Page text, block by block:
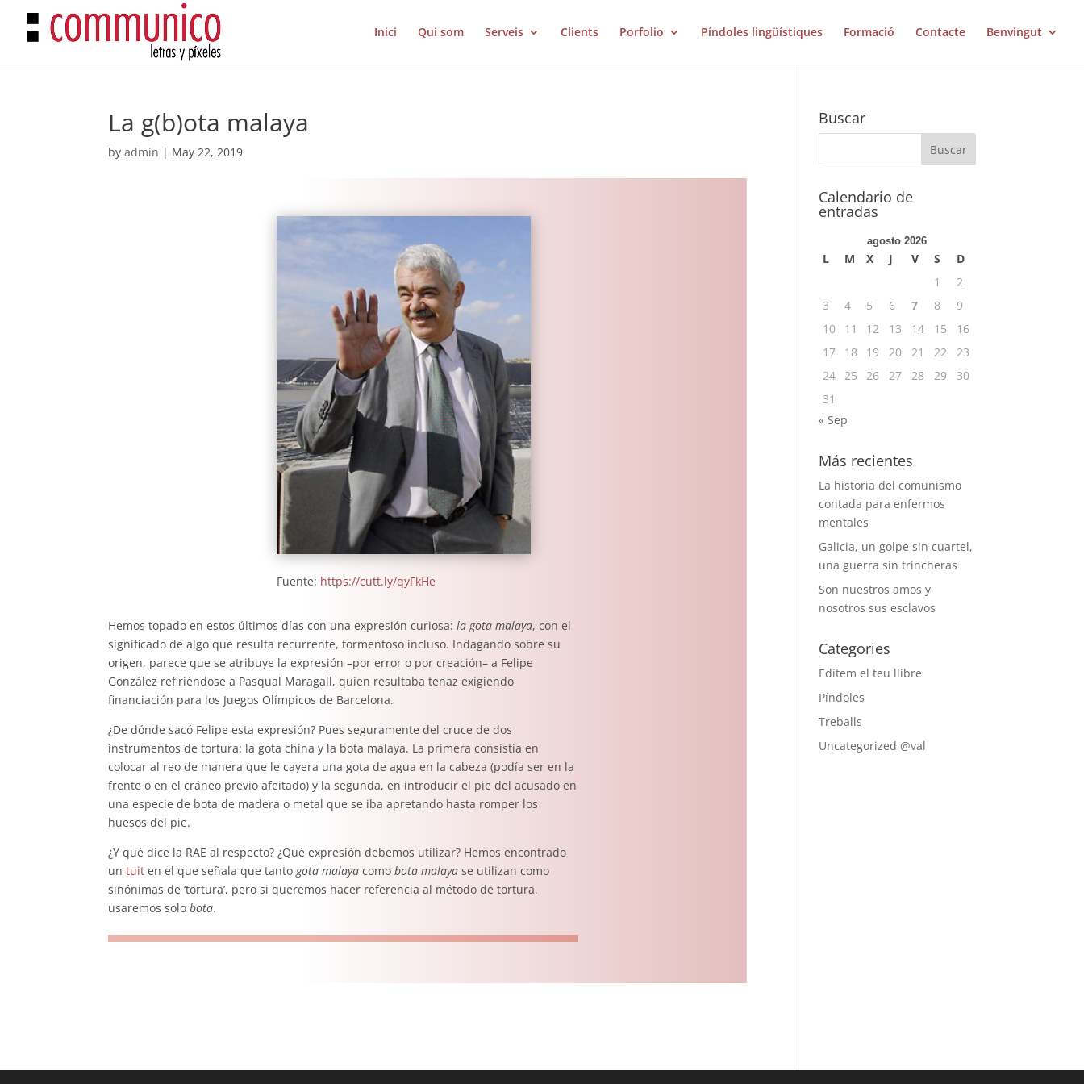
Inici Qui som Serveis Clients Porfolio Píndoles lingüístiques Formació Contacte Benvingut
La g(b)ota malaya
byadmin | May 22, 2019
Fuente: https://cutt.ly/qyFkHe
Hemos topado en estos últimos días con una expresión curiosa:la gota malaya, con el
significado de algo que resulta recurrente, tormentoso incluso. Indagando sobre su
origen, parece que se atribuye la expresión –por error o por creación– a Felipe
González refiriéndose a Pasqual Maragall, quien resultaba tenaz exigiendo
financiación para los Juegos Olímpicos de Barcelona.
¿De dónde sacó Felipe esta expresión? Pues seguramente del cruce de dos
instrumentos de tortura: la gota china y la bota malaya. La primera consistía en
colocar al reo de manera que le cayera una gota de agua en la cabeza (podía ser en la
frente o en el cráneo previo afeitado) y la segunda, en introducir el pie del acusado en
una especie de bota de madera o metal que se iba apretando hasta romper los
huesos del pie.
¿Y qué dice la RAE al respecto? ¿Qué expresión debemos utilizar? Hemos encontrado
untuit en el que señala que tantogota malaya comobota malaya se utilizan como
sinónimas de ‘tortura’, pero si queremos hacer referencia al método de tortura,
usaremos solobota.
Buscar
Calendario de
entradas
agosto 2026
L M X J V S
D
1
2
3
4 5 6 7 8
9
10
11 12 13 14 15
16
17
18 19 20 21 22
23
24 25 26 27 28 29
30
31
« Sep
Más recientes
La historia del comunismo
contada para enfermos
mentales
Galicia, un golpe sin cuartel,
una guerra sin trincheras
Son nuestros amos y
nosotros sus esclavos
Categories
Editem el teu llibre
Píndoles
Treballs
Uncategorized @val